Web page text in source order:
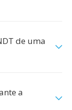
de uma
a